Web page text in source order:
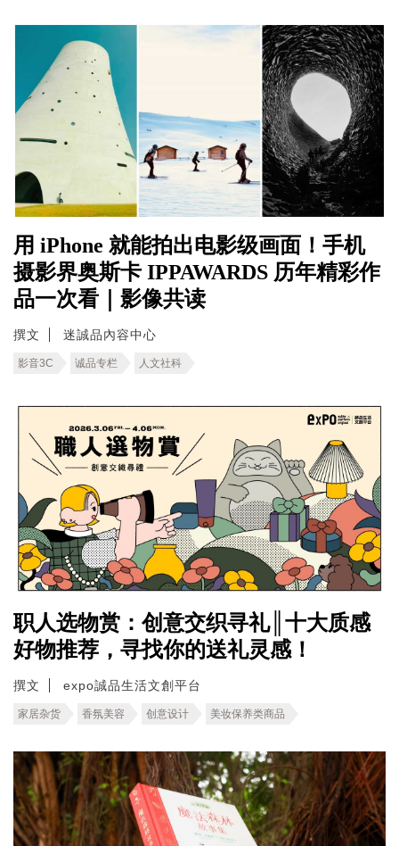
用 iPhone 就能拍出电影级画面！手机
摄影界奥斯卡 IPPAWARDS 历年精彩作
品一次看｜影像共读
撰文 迷誠品內容中心
影音3C 诚品专栏 人文社科
职人选物赏：创意交织寻礼║十大质感
好物推荐，寻找你的送礼灵感！
撰文 expo誠品生活文創平台
家居杂货 香氛美容 创意设计 美妆保养类商品